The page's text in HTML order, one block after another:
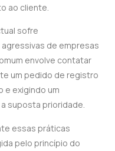
ao cliente.
sofre
de empresas
envolve contatar
um pedido de registro
exigindo um
suposta prioridade.
essas práticas
pelo princípio do